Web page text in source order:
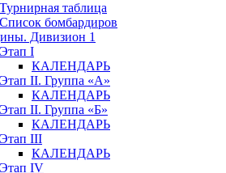
Турнирная таблица
Список бомбардиров
Дивизион 1
Этап I
КАЛЕНДАРЬ
Этап II. Группа «А»
КАЛЕНДАРЬ
Этап II. Группа «Б»
КАЛЕНДАРЬ
Этап III
КАЛЕНДАРЬ
Этап IV